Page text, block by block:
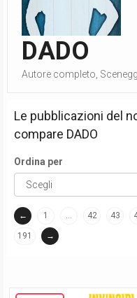
DADO
Autore completo,
Le pubblicazioni del
compare DADO
Ordina per
← 1 … 42 43
191 →